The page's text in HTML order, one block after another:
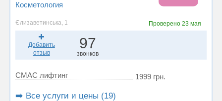
Косметология
Єлизаветинська, 1 Проверено 23 мая
Добавить
отзыв
97
звонков
СМАС лифтинг 1999 грн.
➡️ Все услуги и цены (19)